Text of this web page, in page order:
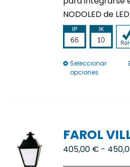
NODOLED de
Seleccionar
opciones
FAROL
405,00 € -